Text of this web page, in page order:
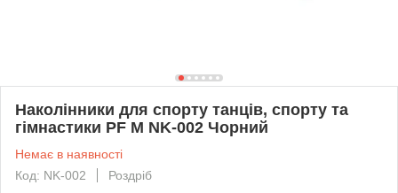
Наколінники для спорту танців, спорту та
гімнастики PF M NK-002 Чорний
Немає в наявності
Код: NK-002
Роздріб